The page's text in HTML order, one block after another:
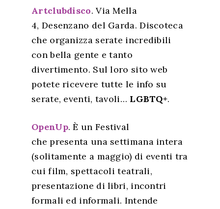
Artclubdisco.Via Mella
4, Desenzano del Garda. Discoteca
che organizza serate incredibili
con bella gente e tanto
divertimento. Sul loro sito web
potete ricevere tutte le info su
serate, eventi, tavoli… LGBTQ+.
OpenUp. È un Festival
che presenta una settimana intera
(solitamente a maggio) di eventi tra
cui film, spettacoli teatrali,
presentazione di libri, incontri
formali ed informali. Intende